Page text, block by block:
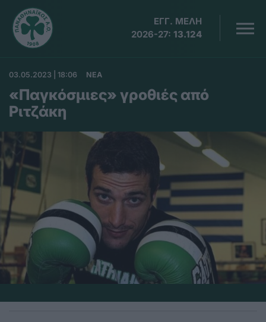
ΕΓΓ. ΜΕΛΗ
2026-27: 13.124
03.05.2023 | 18:06 ΝΕΑ
«Παγκόσμιες» γροθιές από
Ριτζάκη